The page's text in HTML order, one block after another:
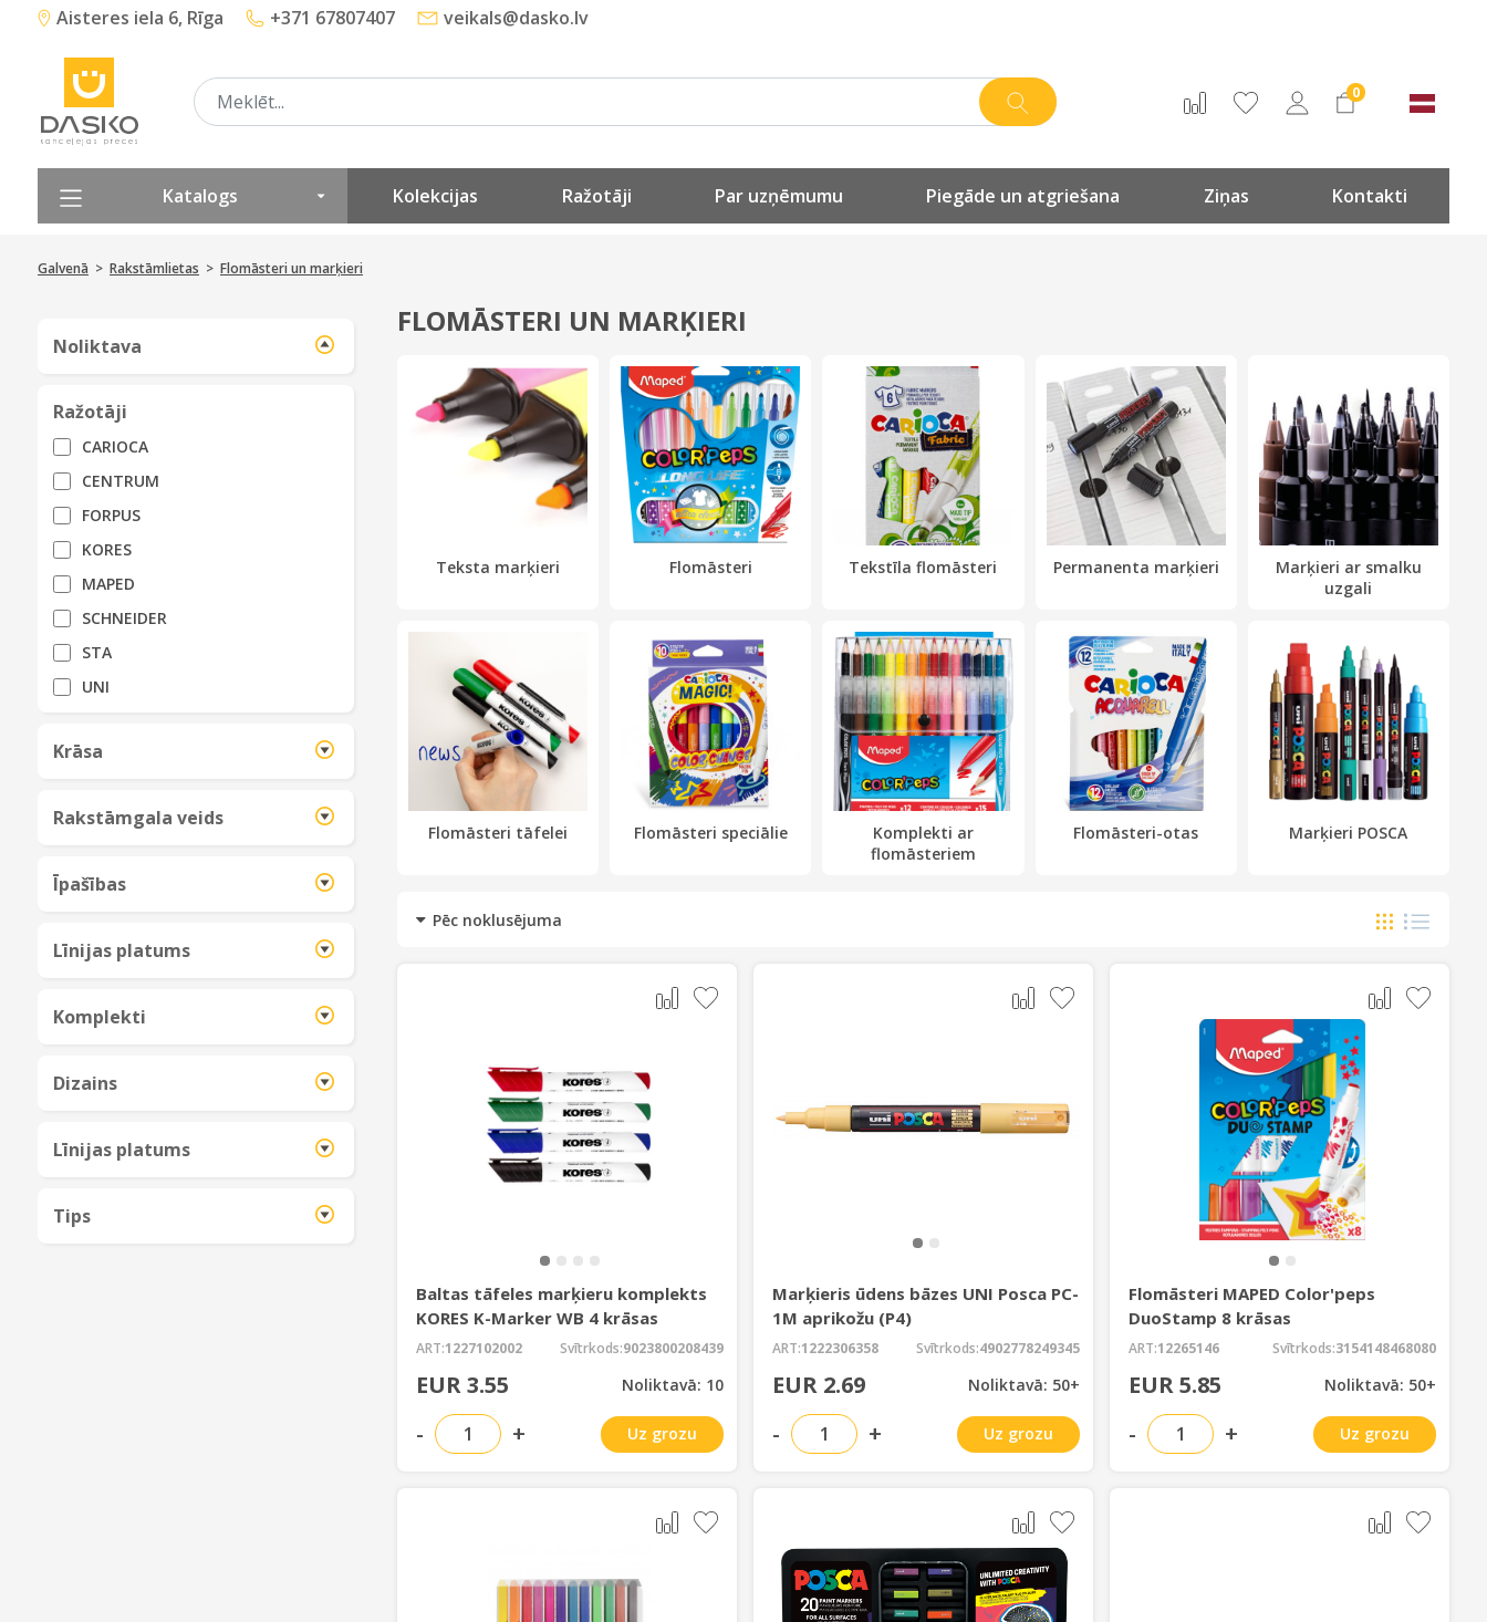
Aisteres iela 6, Rīga +371 67807407 veikals@dasko.lv
0
Katalogs Kolekcijas Ražotāji Par uzņēmumu Piegāde un atgriešana Ziņas Kontakti
Galvenā > Rakstāmlietas > Flomāsteri un marķieri
Noliktava
Ražotāji
CARIOCA
CENTRUM
FORPUS
KORES
MAPED
SCHNEIDER
STA
UNI
Krāsa
Rakstāmgala veids
Īpašības
Līnijas platums
Komplekti
Dizains
Līnijas platums
Tips
FLOMĀSTERI UN MARĶIERI
Teksta marķieri Flomāsteri Tekstīla flomāsteri Permanenta marķieri
Marķieri ar smalku
uzgali
Flomāsteri tāfelei Flomāsteri speciālie
Komplekti ar
flomāsteriem
Flomāsteri-otas Marķieri POSCA
Baltas tāfeles marķieru komplekts
KORES K-Marker WB 4 krāsas
ART:1227102002 Svītrkods:9023800208439
EUR 3.55 Noliktavā: 10
- + Uz grozu
Marķieris ūdens bāzes UNI Posca PC-
1M aprikožu (P4)
ART:1222306358 Svītrkods:4902778249345
EUR 2.69 Noliktavā: 50+
- + Uz grozu
Flomāsteri MAPED Color'peps
DuoStamp 8 krāsas
ART:12265146 Svītrkods:3154148468080
EUR 5.85 Noliktavā: 50+
- + Uz grozu